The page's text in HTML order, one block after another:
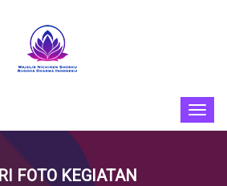
FOTO KEGIATAN